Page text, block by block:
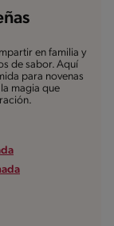
en familia y
de sabor. Aquí
para novenas
magia que